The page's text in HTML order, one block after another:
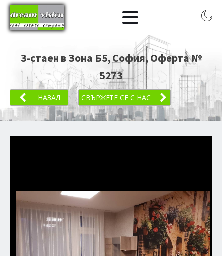
3-стаен в Зона Б5, София, Оферта №
5273
НАЗАД СВЪРЖЕТЕ СЕ С НАС